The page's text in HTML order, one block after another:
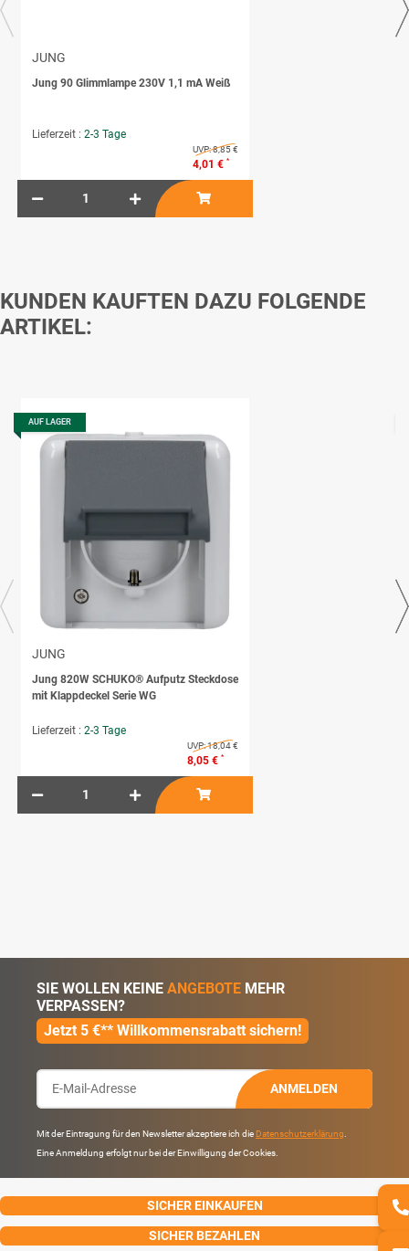
JUNG
Jung 90 Glimmlampe 230V 1,1 mA Weiß
Lieferzeit : 2-3 Tage
UVP:8,85 €
4,01 € *
KUNDEN KAUFTEN DAZU FOLGENDE
ARTIKEL:
AUF LAGER
JUNG
Jung 820W SCHUKO® Aufputz Steckdose
mit Klappdeckel Serie WG
Lieferzeit : 2-3 Tage
UVP:18,04 €
8,05 € *
SIE WOLLEN KEINE ANGEBOTE MEHR
VERPASSEN?
Jetzt 5 €** Willkommensrabatt sichern!
ANMELDEN
Mit der Eintragung für den Newsletter akzeptiere ich die Datenschutzerklärung
Eine Anmeldung erfolgt nur bei der Einwilligung der Cookies.
SICHER EINKAUFEN
SICHER BEZAHLEN